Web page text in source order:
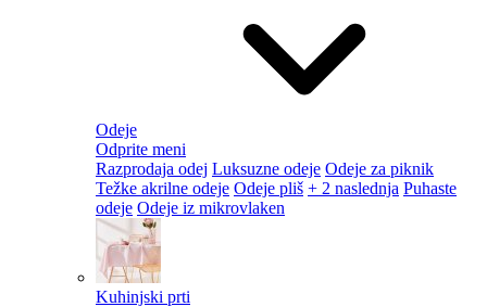
Odeje
Odprite meni
Razprodaja odej Luksuzne odeje Odeje za piknik
Težke akrilne odeje Odeje pliš + 2 naslednja Puhaste
odeje Odeje iz mikrovlaken
Kuhinjski prti